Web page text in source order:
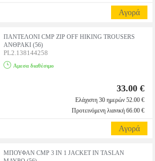
Αγορά
ΠΑΝΤΕΛΟΝΙ CMP ZIP OFF HIKING TROUSERS
ΑΝΘΡΑΚΙ (56)
PL2.138144258
Αμεσα διαθέσιμο
33.00 €
Ελάχιστη 30 ημερών 52.00 €
Προτεινόμενη λιανική 66.00 €
Αγορά
ΜΠΟΥΦΑΝ CMP 3 IN 1 JACKET IN TASLAN